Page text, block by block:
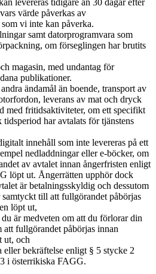
levereras tidigare än 30 dagar efter
värde påverkas av
vi inte kan påverka.
samt datorprogramvara som
om förseglingen har brutits
magasin, med undantag för
publikationer.
ändamål än boende, transport av
leverans av mat och dryck
med fritidsaktiviteter, om ett specifikt
har avtalats för tjänstens
innehåll som inte levereras på ett
nedladdningar eller e-böcker, om
av avtalet innan ångerfristen enligt
löpt ut. Ångerrätten upphör dock
är betalningsskyldig och dessutom
till att fullgörandet påbörjas
löpt ut,
är medveten om att du förlorar din
att fullgörandet påbörjas innan
ut, och
eller bekräftelse enligt § 5 stycke 2
i österrikiska FAGG.